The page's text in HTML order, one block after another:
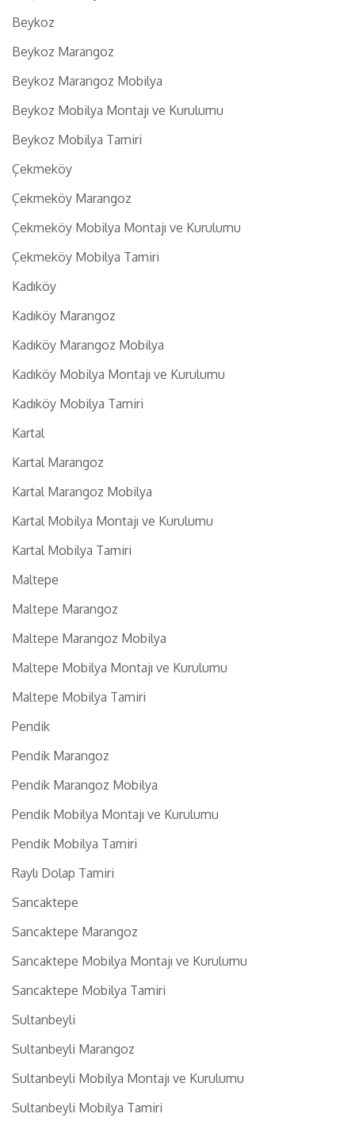
Beykoz
Beykoz Marangoz
Beykoz Marangoz Mobilya
Beykoz Mobilya Montajı ve Kurulumu
Beykoz Mobilya Tamiri
Çekmeköy
Çekmeköy Marangoz
Çekmeköy Mobilya Montajı ve Kurulumu
Çekmeköy Mobilya Tamiri
Kadıköy
Kadıköy Marangoz
Kadıköy Marangoz Mobilya
Kadıköy Mobilya Montajı ve Kurulumu
Kadıköy Mobilya Tamiri
Kartal
Kartal Marangoz
Kartal Marangoz Mobilya
Kartal Mobilya Montajı ve Kurulumu
Kartal Mobilya Tamiri
Maltepe
Maltepe Marangoz
Maltepe Marangoz Mobilya
Maltepe Mobilya Montajı ve Kurulumu
Maltepe Mobilya Tamiri
Pendik
Pendik Marangoz
Pendik Marangoz Mobilya
Pendik Mobilya Montajı ve Kurulumu
Pendik Mobilya Tamiri
Raylı Dolap Tamiri
Sancaktepe
Sancaktepe Marangoz
Sancaktepe Mobilya Montajı ve Kurulumu
Sancaktepe Mobilya Tamiri
Sultanbeyli
Sultanbeyli Marangoz
Sultanbeyli Mobilya Montajı ve Kurulumu
Sultanbeyli Mobilya Tamiri